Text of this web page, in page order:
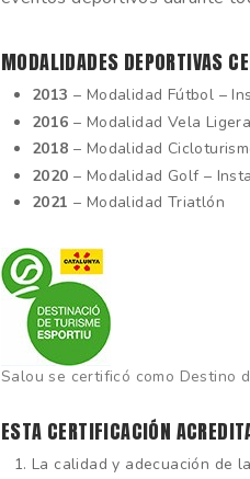
MODALIDADES DEPORTIVAS
2013 – Modalidad Fútbol –
2016 – Modalidad Vela
2018 – Modalidad
2020 – Modalidad Golf –
2021 – Modalidad Triatlón
Salou se certificó como Destino
ESTA CERTIFICACIÓN
La calidad y adecuación de